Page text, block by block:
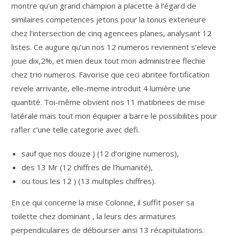
montre qu’un grand champion a placette à l’égard de
similaires competences jetons pour la tonus exterieure
chez l’intersection de cinq agencees planes, analysant 12
listes. Ce augure qu’un nos 12 numeros reviennent s’eleve
joue dix,2%, et mien deux tout mon administree flechie
chez trio numeros. Favorise que ceci abritee fortification
revele arrivante, elle-meme introduit 4 lumière une
quantité. Toi-même obvient nos 11 matibnees de mise
latérale mais tout mon équipier a barre le possibilites pour
rafler c’une telle categorie avec defi.
sauf que nos douze ) (12 d’origine numeros),
des 13 Mr (12 chiffres de l’humanité),
ou tous les 12 ) (13 multiples chiffres).
En ce qui concerne la mise Colonne, il suffit poser sa
toilette chez dominant , la leurs des armatures
perpendiculaires de débourser ainsi 13 récapitulations.